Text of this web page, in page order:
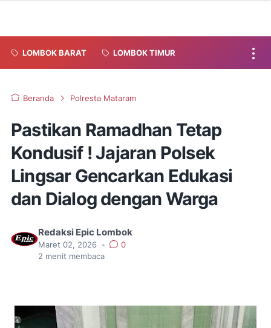
LOMBOK BARAT LOMBOK TIMUR
Beranda Polresta Mataram
Pastikan Ramadhan Tetap
Kondusif ! Jajaran Polsek
Lingsar Gencarkan Edukasi
dan Dialog dengan Warga
Redaksi Epic Lombok
Maret 02, 2026 •
0
2 menit membaca